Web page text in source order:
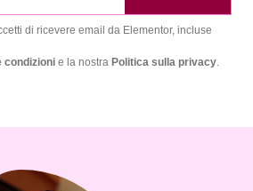
di ricevere email da Elementor, incluse
condizioni e la nostra Politica sulla privacy.